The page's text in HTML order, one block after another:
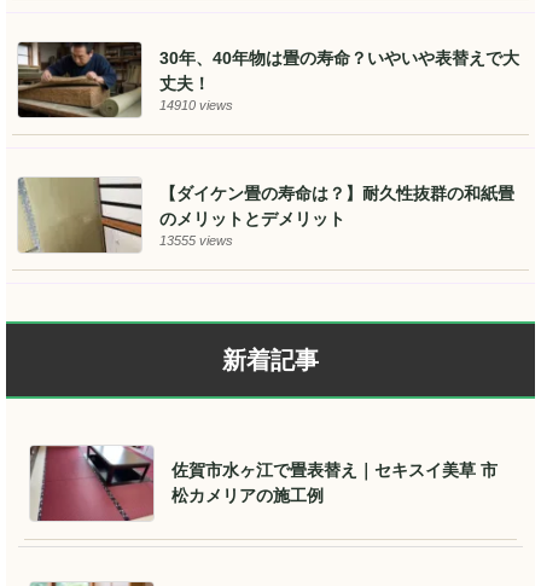
30年、40年物は畳の寿命？いやいや表替えで大
丈夫！
14910 views
【ダイケン畳の寿命は？】耐久性抜群の和紙畳
のメリットとデメリット
13555 views
新着記事
佐賀市水ヶ江で畳表替え｜セキスイ美草 市
松カメリアの施工例